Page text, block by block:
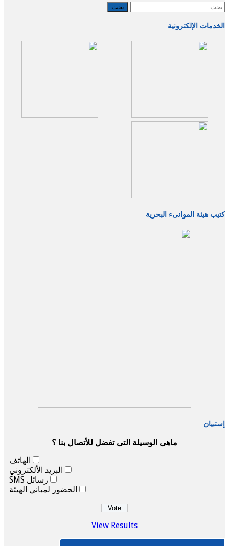
البحث
عن:
الخدمات الإلكترونية
كتيب هيئة الموانىء البحرية
إستبيان
ماهى الوسيلة التى تفضل للأتصال بنا ؟
الهاتف
البريد الألكتروني
رسائل SMS
الحضور لمباني الهيئة
View Results